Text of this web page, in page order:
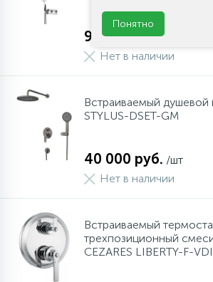
91 800 руб.
Нет в наличии
Встраиваемый душевой
STYLUS-DSET-GM
40 000 руб. /шт
Нет в наличии
Встраиваемый
трехпозиционный
CEZARES LIBERTY-F-
Понятно